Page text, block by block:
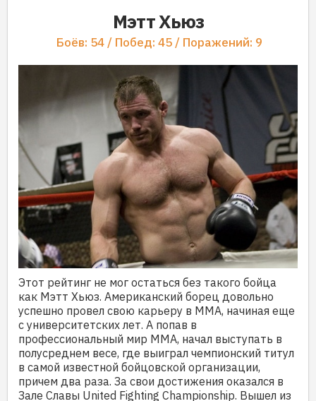
Мэтт Хьюз
Боёв: 54 / Побед: 45 / Поражений: 9
Этот рейтинг не мог остаться без такого бойца
как Мэтт Хьюз. Американский борец довольно
успешно провел свою карьеру в ММА, начиная еще
с университетских лет. А попав в
профессиональный мир ММА, начал выступать в
полусреднем весе, где выиграл чемпионский титул
в самой известной бойцовской организации,
причем два раза. За свои достижения оказался в
Зале Славы United Fighting Championship. Вышел из